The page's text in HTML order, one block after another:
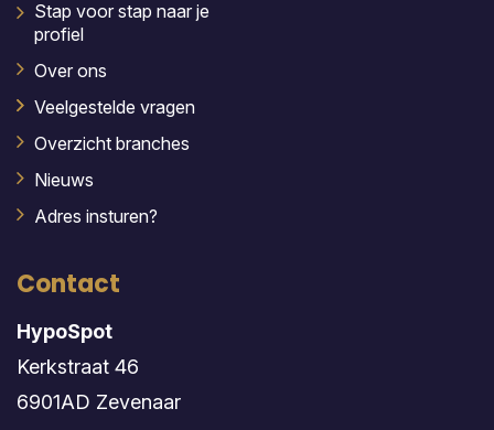
Stap voor stap naar je
profiel
Over ons
Veelgestelde vragen
Overzicht branches
Nieuws
Adres insturen?
Contact
HypoSpot
Kerkstraat 46
6901AD Zevenaar